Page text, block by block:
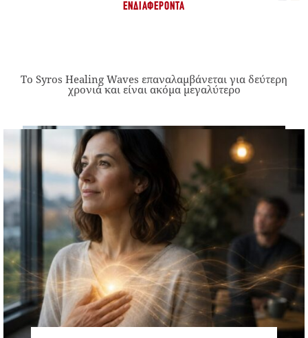
ΕΝΔΙΑΦΈΡΟΝΤΑ
Το Syros Healing Waves επαναλαμβάνεται για δεύτερη
χρονιά και είναι ακόμα μεγαλύτερο